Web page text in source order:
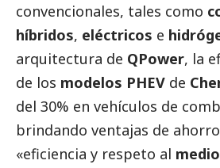
convencionales, tales como
híbridos, eléctricos e
arquitectura de QPower, la
de los modelos PHEV de
del 30% en vehículos de
brindando ventajas de
«eficiencia y respeto al